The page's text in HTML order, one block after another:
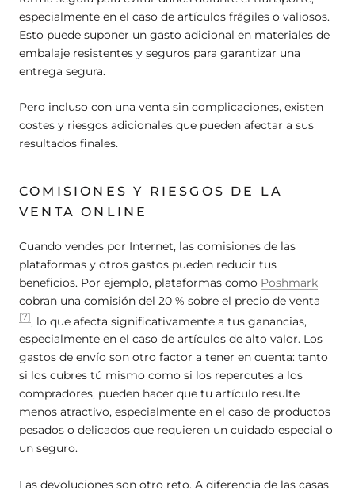
especialmente en el caso de artículos frágiles o valiosos.
Esto puede suponer un gasto adicional en materiales de
embalaje resistentes y seguros para garantizar una
entrega segura.
Pero incluso con una venta sin complicaciones, existen
costes y riesgos adicionales que pueden afectar a sus
resultados finales.
COMISIONES Y RIESGOS DE LA
VENTA ONLINE
Cuando vendes por Internet, las comisiones de las
plataformas y otros gastos pueden reducir tus
beneficios. Por ejemplo, plataformas como Poshmark
cobran una comisión del 20 % sobre el precio de venta
[7] , lo que afecta significativamente a tus ganancias,
especialmente en el caso de artículos de alto valor. Los
gastos de envío son otro factor a tener en cuenta: tanto
si los cubres tú mismo como si los repercutes a los
compradores, pueden hacer que tu artículo resulte
menos atractivo, especialmente en el caso de productos
pesados o delicados que requieren un cuidado especial o
un seguro.
Las devoluciones son otro reto. A diferencia de las casas